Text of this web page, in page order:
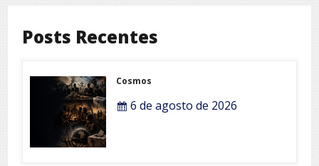
Posts Recentes
Cosmos
6 de agosto de 2026